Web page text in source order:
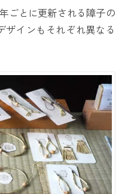
ごとに更新される障子の
ザインもそれぞれ異なる